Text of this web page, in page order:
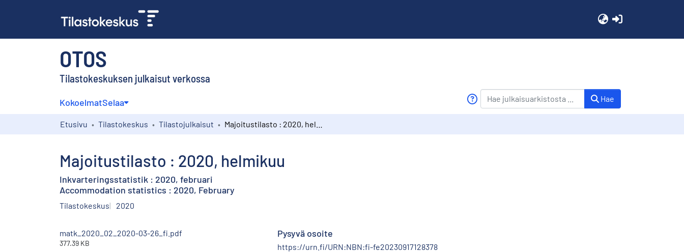
OTOS
Tilastokeskuksen julkaisut verkossa
KokoelmatSelaa Hae
Etusivu Tilastokeskus Tilastojulkaisut
Majoitustilasto : 2020, helmikuu
Inkvarteringsstatistik : 2020, februari
Accommodation statistics : 2020, February
Tilastokeskus 2020
matk_2020_02_2020-03-26_fi.pdf
377.39 KB
Pysyvä osoite
https://urn.fi/URN:NBN:fi-fe20230917128378